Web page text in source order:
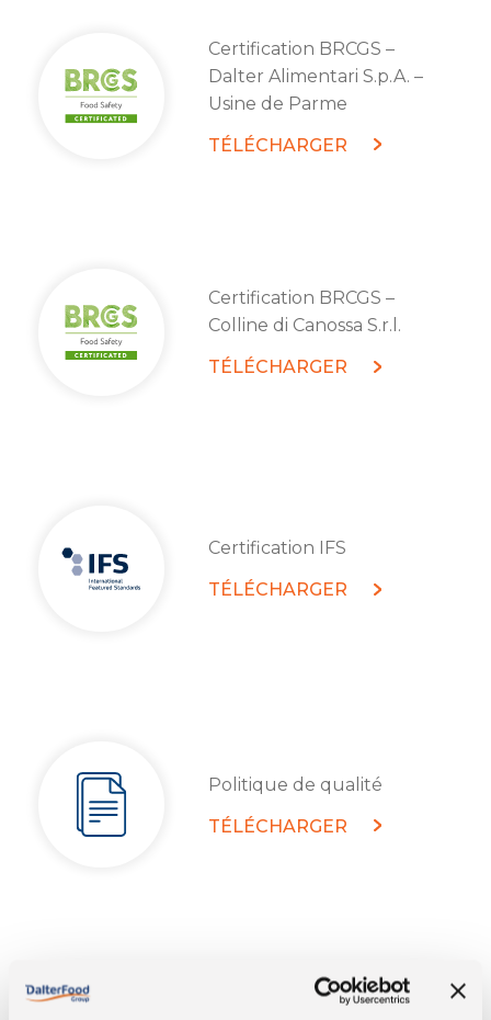
Certification BRCGS –
Dalter Alimentari S.p.A. –
Usine de Parme
TÉLÉCHARGER
Certification BRCGS –
Colline di Canossa S.r.l.
TÉLÉCHARGER
Certification IFS
TÉLÉCHARGER
Politique de qualité
TÉLÉCHARGER
Politique de responsabilité